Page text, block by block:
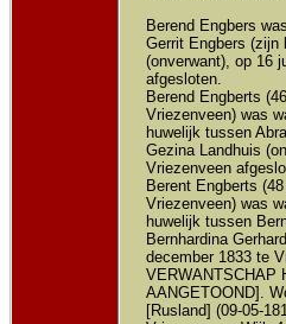
Berend Engbers
Gerrit Engbers (zijn
(onverwant), op 16
afgesloten.
Berend Engberts
Vriezenveen) was
huwelijk tussen
Gezina Landhuis
Vriezenveen
Berent Engberts
Vriezenveen) was
huwelijk tussen
Bernhardina
december 1833 te
VERWANTSCHAP
AANGETOOND].
[Rusland] (09-05-